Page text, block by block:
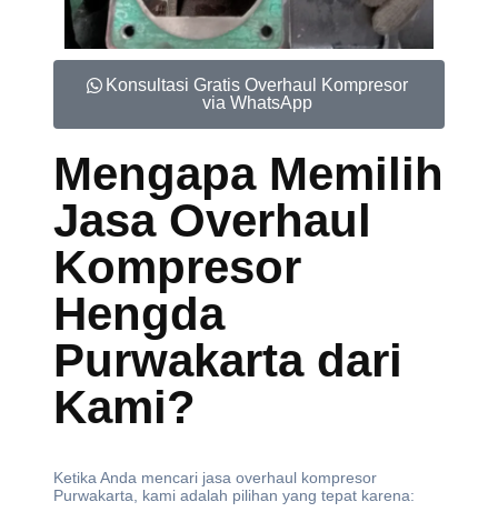
Konsultasi Gratis Overhaul Kompresor
via WhatsApp
Mengapa Memilih
Jasa Overhaul
Kompresor
Hengda
Purwakarta dari
Kami?
Ketika Anda mencari jasa overhaul kompresor
Purwakarta, kami adalah pilihan yang tepat karena: